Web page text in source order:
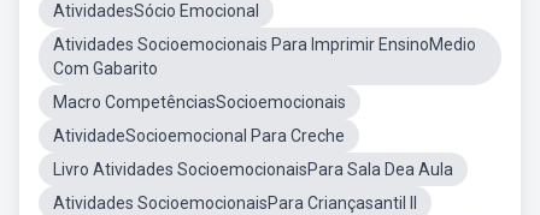
AtividadesSócio Emocional
Atividades Socioemocionais Para Imprimir EnsinoMedio
Com Gabarito
Macro CompetênciasSocioemocionais
AtividadeSocioemocional Para Creche
Livro Atividades SocioemocionaisPara Sala Dea Aula
Atividades SocioemocionaisPara Criançasantil II